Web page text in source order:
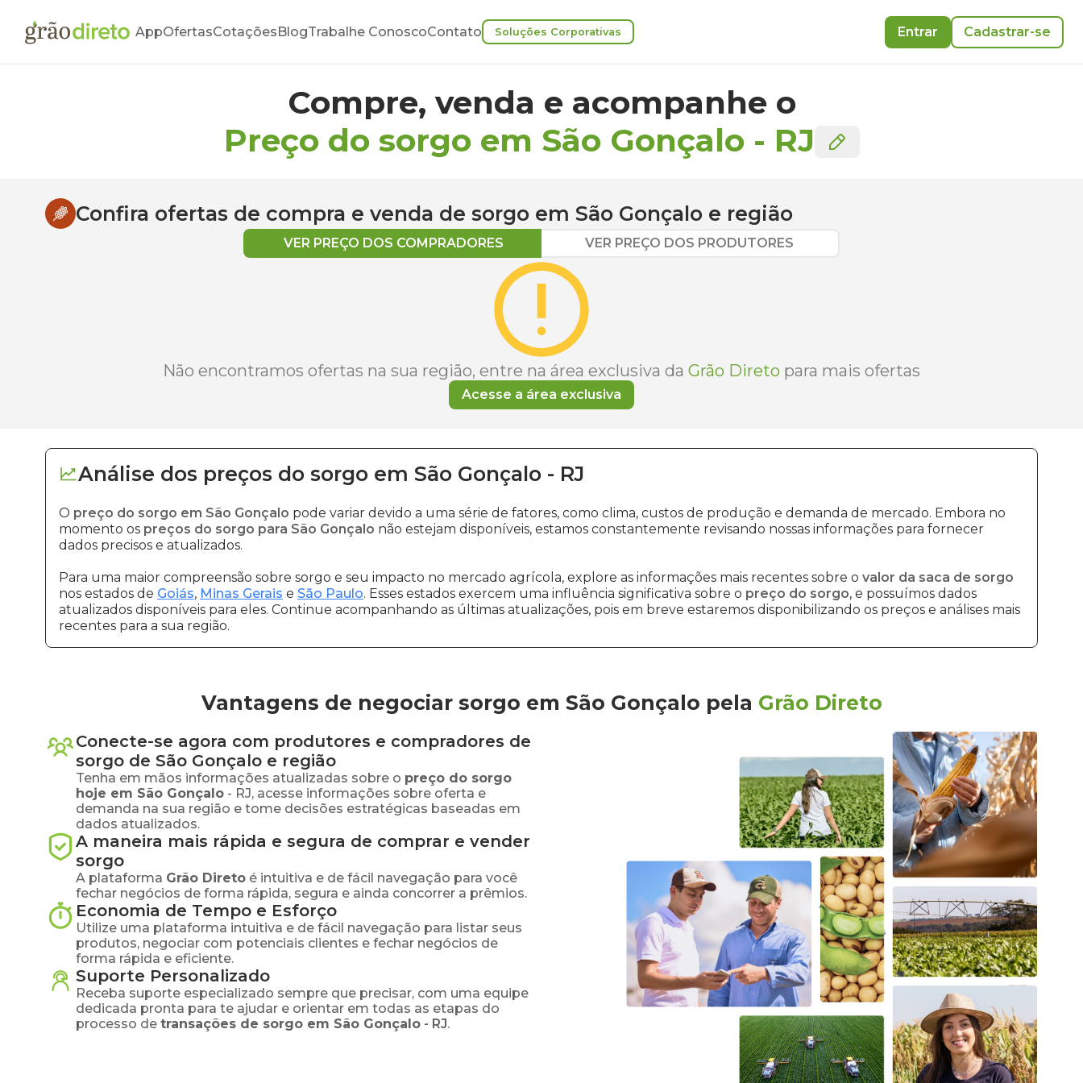
AppOfertasCotaçõesBlogTrabalhe ConoscoContato Soluções Corporativas Entrar Cadastrar-se
Compre, venda e acompanhe o
Preço do sorgo em São Gonçalo - RJ
Confira ofertas de compra e venda de sorgo em São Gonçalo e região
VER PREÇO DOS COMPRADORES VER PREÇO DOS PRODUTORES
Não encontramos ofertas na sua região, entre na área exclusiva da Grão Direto para mais ofertas
Acesse a área exclusiva
Análise dos preços do sorgo em São Gonçalo - RJ
O preço do sorgo em São Gonçalo pode variar devido a uma série de fatores, como clima, custos de produção e demanda de mercado. Embora no
momento os preços do sorgo para São Gonçalo não estejam disponíveis, estamos constantemente revisando nossas informações para fornecer
dados precisos e atualizados.
Para uma maior compreensão sobre sorgo e seu impacto no mercado agrícola, explore as informações mais recentes sobre o valor da saca de sorgo
nos estados de Goiás, Minas Gerais e São Paulo. Esses estados exercem uma influência significativa sobre o preço do sorgo, e possuímos dados
atualizados disponíveis para eles. Continue acompanhando as últimas atualizações, pois em breve estaremos disponibilizando os preços e análises mais
recentes para a sua região.
Vantagens de negociar sorgo em São Gonçalo pela Grão Direto
Conecte-se agora com produtores e compradores de
sorgo de São Gonçalo e região
Tenha em mãos informações atualizadas sobre o preço do sorgo
hoje em São Gonçalo - RJ, acesse informações sobre oferta e
demanda na sua região e tome decisões estratégicas baseadas em
dados atualizados.
A maneira mais rápida e segura de comprar e vender
sorgo
A plataforma Grão Direto é intuitiva e de fácil navegação para você
fechar negócios de forma rápida, segura e ainda concorrer a prêmios.
Economia de Tempo e Esforço
Utilize uma plataforma intuitiva e de fácil navegação para listar seus
produtos, negociar com potenciais clientes e fechar negócios de
forma rápida e eficiente.
Suporte Personalizado
Receba suporte especializado sempre que precisar, com uma equipe
dedicada pronta para te ajudar e orientar em todas as etapas do
processo de transações de sorgo em São Gonçalo - RJ.